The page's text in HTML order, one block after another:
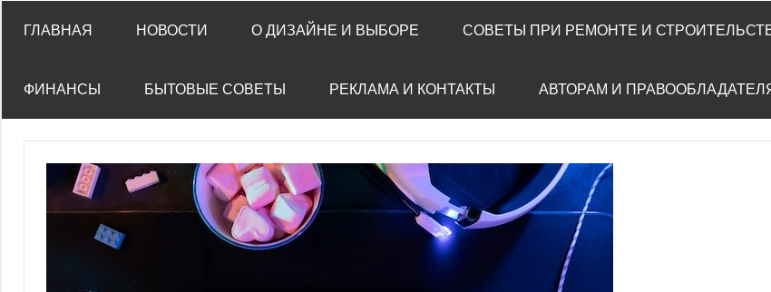
ГЛАВНАЯ НОВОСТИ О ДИЗАЙНЕ И ВЫБОРЕ СОВЕТЫ ПРИ РЕМОНТЕ И
ФИНАНСЫ БЫТОВЫЕ СОВЕТЫ РЕКЛАМА И КОНТАКТЫ АВТОРАМ И